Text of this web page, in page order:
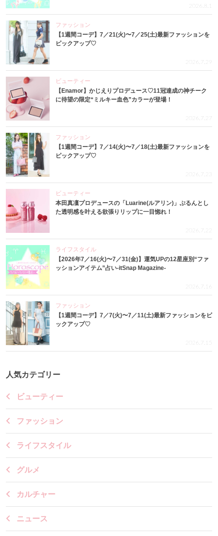
2026.8.1
ファッション
【1週間コーデ】7／21(火)〜7／25(土)最新ファッションを
ピックアップ♡
2026.7.29
ビューティー
【Enamor】かじえりプロデュース♡11冠達成の神チーク
に待望の限定“ミルキー血色”カラーが登場！
2026.7.27
ファッション
【1週間コーデ】7／14(火)〜7／18(土)最新ファッションを
ピックアップ♡
2026.7.23
ビューティー
本田真凜プロデュースの「Luarine(ルアリン)」ぷるんとし
た透明感を叶える欲張りリップに一目惚れ！
2026.7.22
ライフスタイル
【2026年7／16(火)〜7／31(金)】運気UPの12星座別“ファ
ッションアイテム”占い-itSnap Magazine-
2026.7.16
ファッション
【1週間コーデ】7／7(火)〜7／11(土)最新ファッションをピ
ックアップ♡
2026.7.15
人気カテゴリー
ビューティー
ファッション
ライフスタイル
グルメ
カルチャー
ニュース